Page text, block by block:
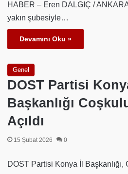
HABER – Eren DALGIÇ /
yakın şubesiyle…
Devamını Oku »
Genel
DOST Partisi
Başkanlığı
Açıldı
15 Şubat 2026 0
DOST Partisi Konya İl Başkanlığı,